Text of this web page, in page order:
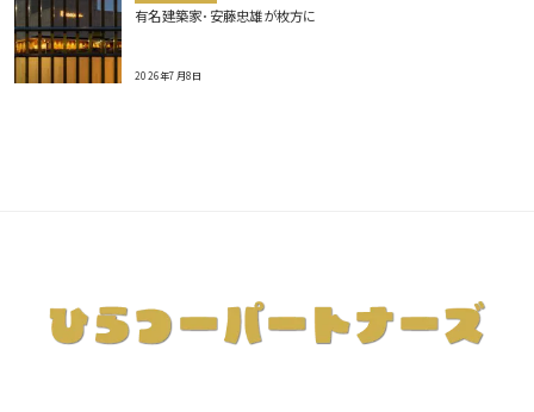
有名建築家･安藤忠雄が枚方に
2026年7月8日